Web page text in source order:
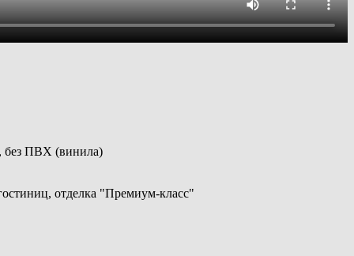
без ПВХ (винила)
отделка "Премиум-класс"